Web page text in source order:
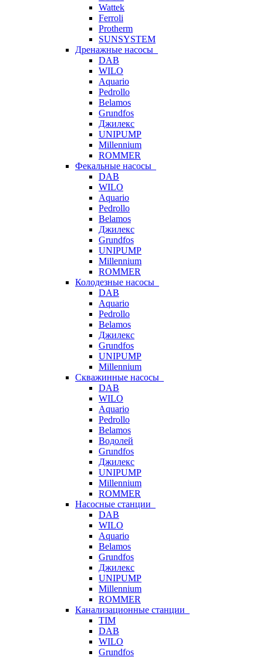
Wattek
Ferroli
Protherm
SUNSYSTEM
Дренажные насосы
DAB
WILO
Aquario
Pedrollo
Belamos
Grundfos
Джилекс
UNIPUMP
Millennium
ROMMER
Фекальные насосы
DAB
WILO
Aquario
Pedrollo
Belamos
Джилекс
Grundfos
UNIPUMP
Millennium
ROMMER
Колодезные насосы
DAB
Aquario
Pedrollo
Belamos
Джилекс
Grundfos
UNIPUMP
Millennium
Скважинные насосы
DAB
WILO
Aquario
Pedrollo
Belamos
Водолей
Grundfos
Джилекс
UNIPUMP
Millennium
ROMMER
Насосные станции
DAB
WILO
Aquario
Belamos
Grundfos
Джилекс
UNIPUMP
Millennium
ROMMER
Канализационные станции
TIM
DAB
WILO
Grundfos